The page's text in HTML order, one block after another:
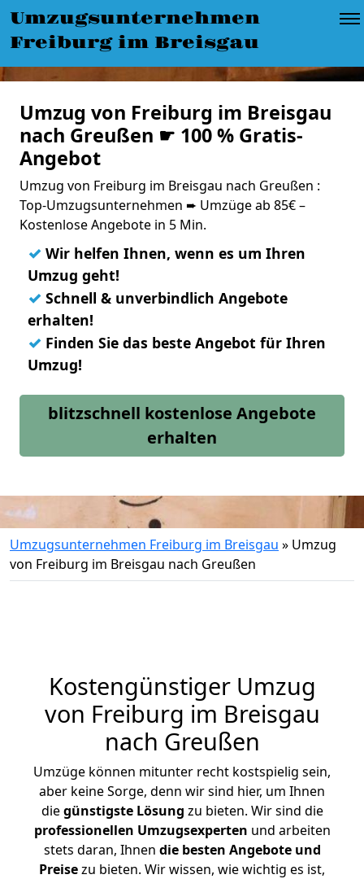
Umzugsunternehmen
Freiburg im Breisgau
Umzug von Freiburg im Breisgau
nach Greußen ☛ 100 % Gratis-
Angebot
Umzug von Freiburg im Breisgau nach Greußen :
Top-Umzugsunternehmen ➨ Umzüge ab 85€ –
Kostenlose Angebote in 5 Min.
✓ Wir helfen Ihnen, wenn es um Ihren
Umzug geht!
✓ Schnell & unverbindlich Angebote
erhalten!
✓ Finden Sie das beste Angebot für Ihren
Umzug!
blitzschnell kostenlose Angebote
erhalten
Umzugsunternehmen Freiburg im Breisgau » Umzug
von Freiburg im Breisgau nach Greußen
Kostengünstiger Umzug
von Freiburg im Breisgau
nach Greußen
Umzüge können mitunter recht kostspielig sein,
aber keine Sorge, denn wir sind hier, um Ihnen
diegünstigste Lösung zu bieten. Wir sind die
professionellen Umzugsexperten und arbeiten
stets daran, Ihnen die besten Angebote und
Preisezu bieten. Wir wissen, wie wichtig es ist,